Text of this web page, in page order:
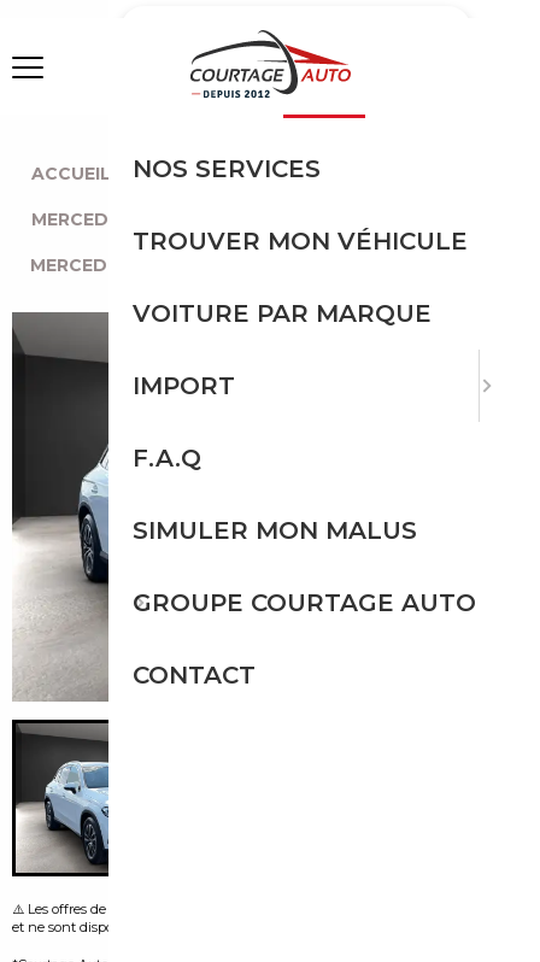
ACCUEIL TOUTES LES MARQUES
MERCEDES-BENZ
MERCEDES-BENZ GLC 220
⚠️ Les offres de leasing visibles sur certaines images sont fournies par le vendeur
et ne sont disponibles que dans le pays d’origine de l’annonce.
MENU
NOS SERVICES
TROUVER MON VÉHICULE
VOITURE PAR MARQUE
IMPORT
F.A.Q
SIMULER MON MALUS
GROUPE COURTAGE AUTO
CONTACT